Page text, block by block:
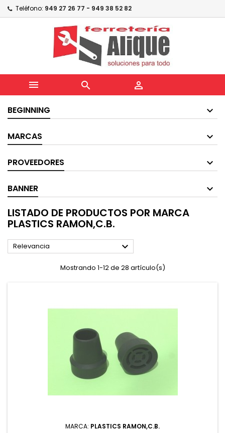
Teléfono: 949 27 26 77 - 949 38 52 82
  
BEGINNING
MARCAS
PROVEEDORES
BANNER
LISTADO DE PRODUCTOS POR MARCA
PLASTICS RAMON,C.B.
Relevancia 
Mostrando 1-12 de 28 artículo(s)
MARCA: PLASTICS RAMON,C.B.